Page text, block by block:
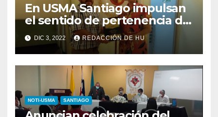
En USMA Santiago impulsan
el sentido de pertenencia de
los docentes usmeños
DIC 3, 2022 REDACCIÓN DE HU
NOTI-USMA SANTIAGO